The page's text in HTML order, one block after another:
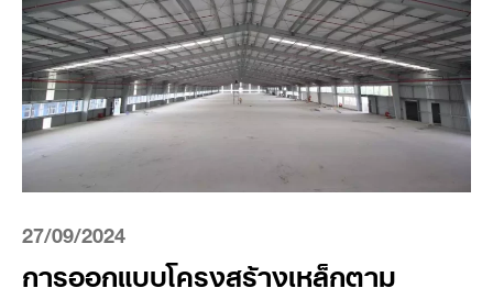
27/09/2024
การออกแบบโครงสร้างเหล็กตาม